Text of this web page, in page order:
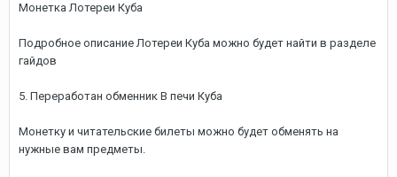
Монетка Лотереи Куба
Подробное описание Лотереи Куба можно будет найти в разделе
гайдов
5. Переработан обменник В печи Куба
Монетку и читательские билеты можно будет обменять на
нужные вам предметы.